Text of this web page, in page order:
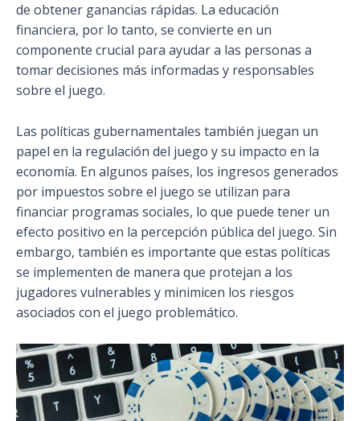
de obtener ganancias rápidas. La educación
financiera, por lo tanto, se convierte en un
componente crucial para ayudar a las personas a
tomar decisiones más informadas y responsables
sobre el juego.
Las políticas gubernamentales también juegan un
papel en la regulación del juego y su impacto en la
economía. En algunos países, los ingresos generados
por impuestos sobre el juego se utilizan para
financiar programas sociales, lo que puede tener un
efecto positivo en la percepción pública del juego. Sin
embargo, también es importante que estas políticas
se implementen de manera que protejan a los
jugadores vulnerables y minimicen los riesgos
asociados con el juego problemático.